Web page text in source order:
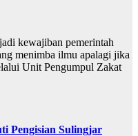
kewajiban pemerintah
menimba ilmu apalagi jika
Unit Pengumpul Zakat
Pengisian Sulingjar